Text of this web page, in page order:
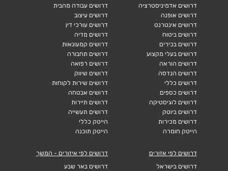
דרושים אדמיניסטרציה
דרושים אופנה
דרושים אינטרנט
דרושים ביטוח
דרושים בכירים
דרושים בעלי מקצוע
דרושים הוראה
דרושים הנדסה
דרושים כללי
דרושים כספים
דרושים לוגיסטיקה
דרושים ביוטק
דרושים מכירות
הייטק חומרה
דרושים עבודה מהבית
דרושים עיצוב
דרושים עורכי דין
דרושים מדיה
דרושים קמעונאות
דרושים תחבורה
דרושים רפואה
דרושים שיווק
דרושים שירות לקוחות
דרושים אבטחה
דרושים תיירות
דרושים תעשייה
הייטק כללי
הייטק תוכנה
דרושים לפי אזורים
דרושים בישראל
דרושים לפי איזורים - המשך
דרושים באר שבע